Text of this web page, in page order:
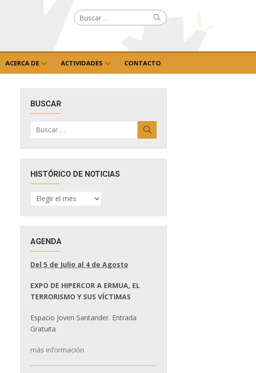
Buscar
por: Buscar
ACERCA DE ACTIVIDADES CONTACTO
BUSCAR
por:
HISTÓRICO DE NOTICIAS
HISTÓRICO
DE
AGENDA
Del 5 de Julio al 4 de Agosto
EXPO DE HIPERCOR A ERMUA, EL
TERRORISMO Y SUS VÍCTIMAS
Espacio Joven Santander. Entrada
Gratuita
más información